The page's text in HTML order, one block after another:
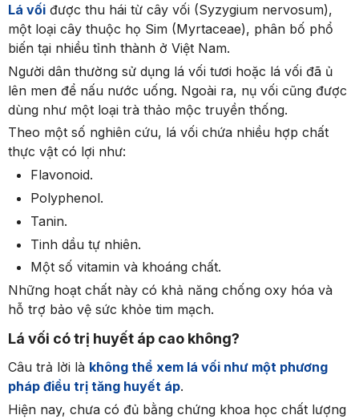
Lá vối được thu hái từ cây vối (Syzygium nervosum),
một loại cây thuộc họ Sim (Myrtaceae), phân bố phổ
biến tại nhiều tỉnh thành ở Việt Nam.
Người dân thường sử dụng lá vối tươi hoặc lá vối đã ủ
lên men để nấu nước uống. Ngoài ra, nụ vối cũng được
dùng như một loại trà thảo mộc truyền thống.
Theo một số nghiên cứu, lá vối chứa nhiều hợp chất
thực vật có lợi như:
Flavonoid.
Polyphenol.
Tanin.
Tinh dầu tự nhiên.
Một số vitamin và khoáng chất.
Những hoạt chất này có khả năng chống oxy hóa và
hỗ trợ bảo vệ sức khỏe tim mạch.
Lá vối có trị huyết áp cao không?
Câu trả lời là không thể xem lá vối như một phương
pháp điều trị tăng huyết áp.
Hiện nay, chưa có đủ bằng chứng khoa học chất lượng